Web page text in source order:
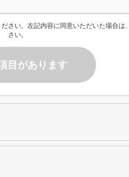
さい。左記内容に同意いただいた場合は
さい。
目があります